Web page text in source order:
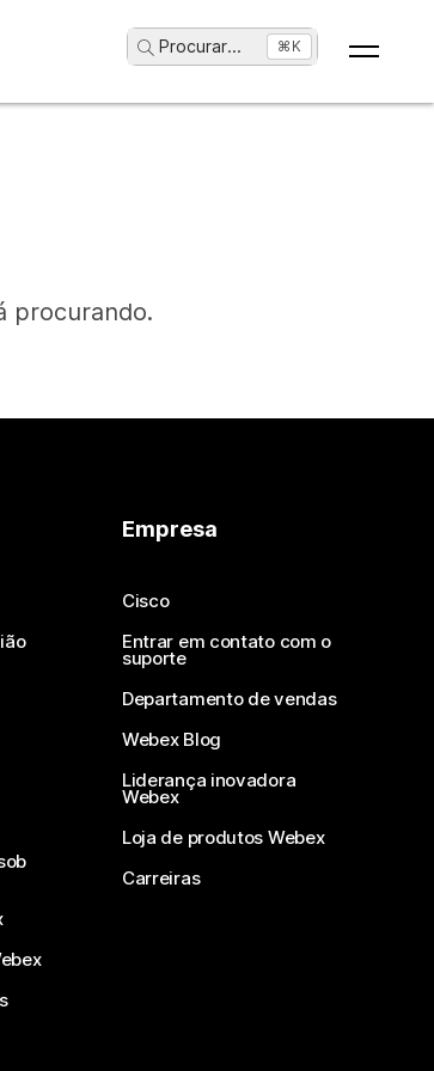
Procurar... ⌘K
procurando.
Empresa
Cisco
Entrar em contato com o
suporte
Departamento de vendas
Webex Blog
Liderança inovadora
Webex
Loja de produtos Webex
Carreiras